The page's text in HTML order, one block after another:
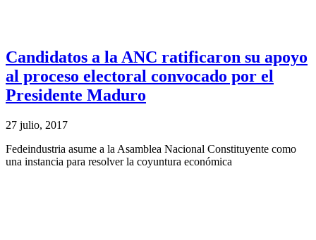
Candidatos a la ANC ratificaron su apoyo
al proceso electoral convocado por el
Presidente Maduro
27 julio, 2017
Fedeindustria asume a la Asamblea Nacional Constituyente como
una instancia para resolver la coyuntura económica